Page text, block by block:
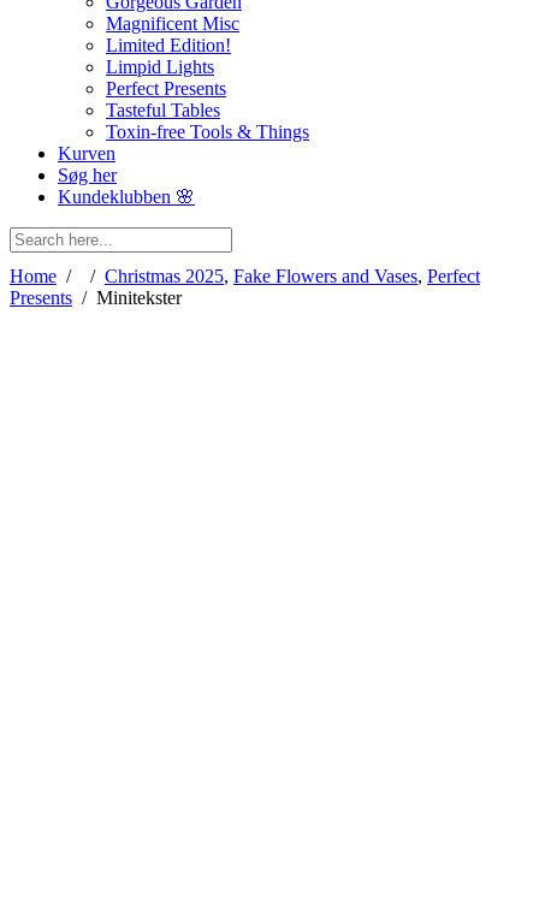
Magnificent Misc
Limited Edition!
Limpid Lights
Perfect Presents
Tasteful Tables
Toxin-free Tools & Things
Kurven
Søg her
Kundeklubben 🌸
Home / / Christmas 2025, Fake Flowers and Vases, Perfect
Presents / Minitekster